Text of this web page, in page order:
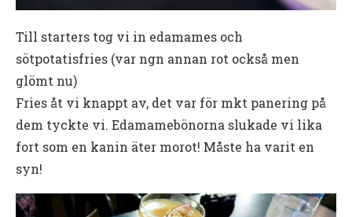
Till starters tog vi in edamames och
sötpotatisfries (var ngn annan rot också men
glömt nu)
Fries åt vi knappt av, det var för mkt panering på
dem tyckte vi. Edamamebönorna slukade vi lika
fort som en kanin äter morot! Måste ha varit en
syn!